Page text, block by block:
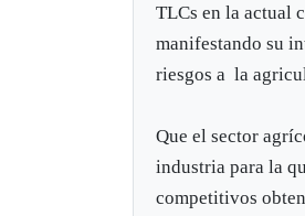
TLCs en la actual
manifestando su
riesgos a la
Que el sector
industria para la
competitivos